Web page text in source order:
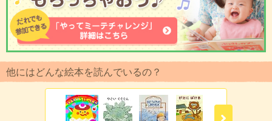
他にはどんな絵本を読んでいるの？